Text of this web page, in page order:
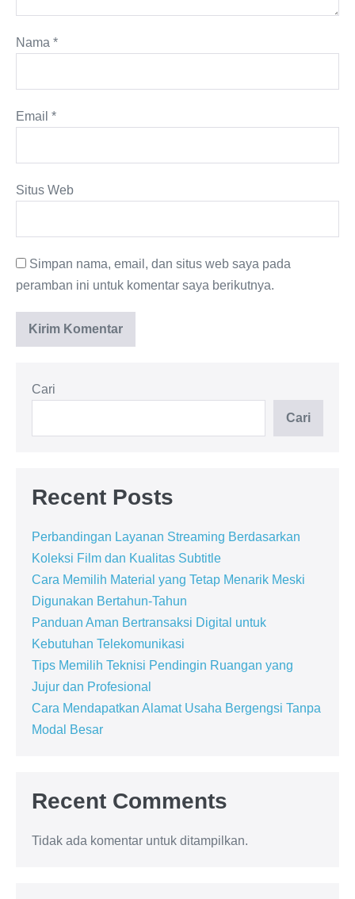
Nama *
Email *
Situs Web
Simpan nama, email, dan situs web saya pada
peramban ini untuk komentar saya berikutnya.
Cari
Cari
Recent Posts
Perbandingan Layanan Streaming Berdasarkan
Koleksi Film dan Kualitas Subtitle
Cara Memilih Material yang Tetap Menarik Meski
Digunakan Bertahun-Tahun
Panduan Aman Bertransaksi Digital untuk
Kebutuhan Telekomunikasi
Tips Memilih Teknisi Pendingin Ruangan yang
Jujur dan Profesional
Cara Mendapatkan Alamat Usaha Bergengsi Tanpa
Modal Besar
Recent Comments
Tidak ada komentar untuk ditampilkan.